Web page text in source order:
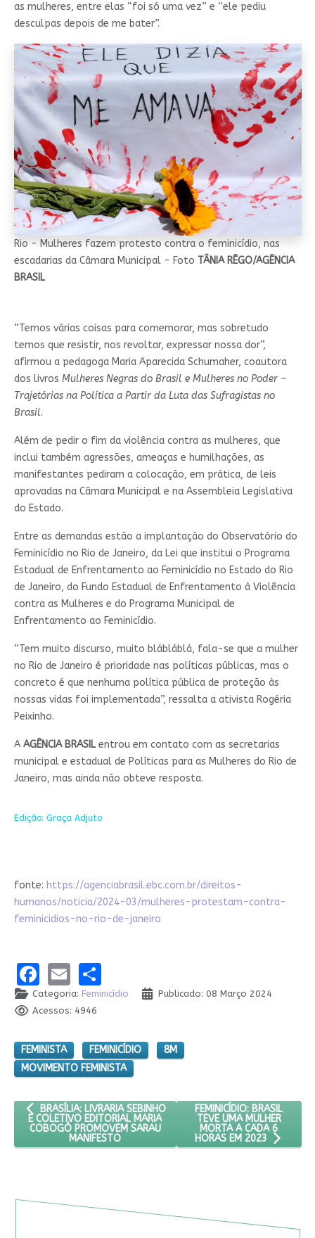
as mulheres, entre elas “foi só uma vez” e “ele pediu
desculpas depois de me bater”.
Rio - Mulheres fazem protesto contra o feminicídio, nas
escadarias da Câmara Municipal - Foto TÂNIA RÊGO/AGÊNCIA
BRASIL
“Temos várias coisas para comemorar, mas sobretudo
temos que resistir, nos revoltar, expressar nossa dor”,
afirmou a pedagoga Maria Aparecida Schumaher, coautora
dos livros Mulheres Negras do Brasil e Mulheres no Poder –
Trajetórias na Política a Partir da Luta das Sufragistas no
Brasil.
Além de pedir o fim da violência contra as mulheres, que
inclui também agressões, ameaças e humilhações, as
manifestantes pediram a colocação, em prática, de leis
aprovadas na Câmara Municipal e na Assembleia Legislativa
do Estado.
Entre as demandas estão a implantação do Observatório do
Feminicídio no Rio de Janeiro, da Lei que institui o Programa
Estadual de Enfrentamento ao Feminicídio no Estado do Rio
de Janeiro, do Fundo Estadual de Enfrentamento à Violência
contra as Mulheres e do Programa Municipal de
Enfrentamento ao Feminicídio.
“Tem muito discurso, muito blábláblá, fala-se que a mulher
no Rio de Janeiro é prioridade nas políticas públicas, mas o
concreto é que nenhuma política pública de proteção às
nossas vidas foi implementada”, ressalta a ativista Rogéria
Peixinho.
A AGÊNCIA BRASILentrou em contato com as secretarias
municipal e estadual de Políticas para as Mulheres do Rio de
Janeiro, mas ainda não obteve resposta.
Edição: Graça Adjuto
fonte: https://agenciabrasil.ebc.com.br/direitos-
humanos/noticia/2024-03/mulheres-protestam-contra-
feminicidios-no-rio-de-janeiro
Facebook
EmailShare
Categoria: Feminicídio
Publicado: 08 Março 2024
Acessos: 4946
FEMINISTA FEMINICÍDIO
8M
MOVIMENTO FEMINISTA
ARTIGO ANTERIOR: BRASÍLIA: LIVRARIA SEBINHO E COLETIVO
BRASÍLIA: LIVRARIA SEBINHO
E COLETIVO EDITORIAL MARIA
COBOGÓ PROMOVEM SARAU
MANIFESTO
PRÓXIMO ARTIGO:
FEMINICÍDIO: BRASIL
TEVE UMA MULHER
MORTA A CADA 6
HORAS EM 2023